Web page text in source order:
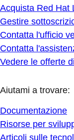
Acquista Red Hat
Gestire
Contatta l'ufficio
Contatta
Vedere le offerte
Aiutami a trovare:
Documentazione
Risorse per
Articoli sulle